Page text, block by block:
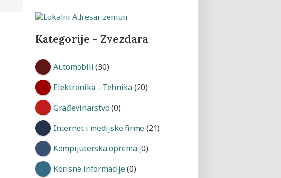
Kategorije - Zvezdara
Automobili (30)
Elektronika - Tehnika(20)
Građevinarstvo (0)
Internet i medijske firme(21)
Kompijuterska oprema(0)
Korisne informacije(0)